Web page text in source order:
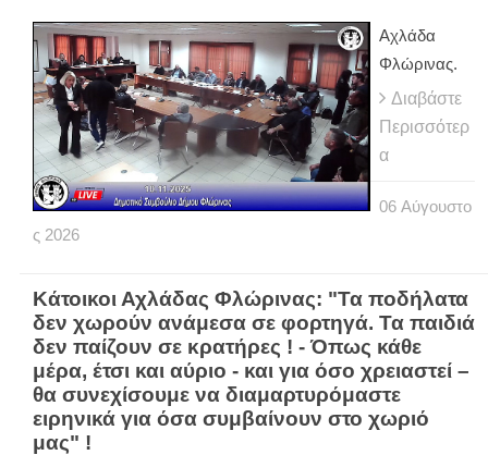
Αχλάδα
Φλώρινας.
Διαβάστε
Περισσότερ
α
06 Αύγουστο
ς 2026
Κάτοικοι Αχλάδας Φλώρινας: "Τα ποδήλατα
δεν χωρούν ανάμεσα σε φορτηγά. Τα παιδιά
δεν παίζουν σε κρατήρες ! - Όπως κάθε
μέρα, έτσι και αύριο - και για όσο χρειαστεί –
θα συνεχίσουμε να διαμαρτυρόμαστε
ειρηνικά για όσα συμβαίνουν στο χωριό
μας" !